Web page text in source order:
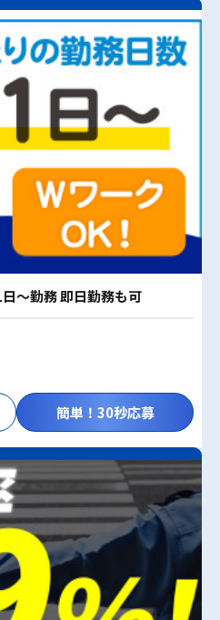
～勤務 即日勤務も可
簡単！30秒応募